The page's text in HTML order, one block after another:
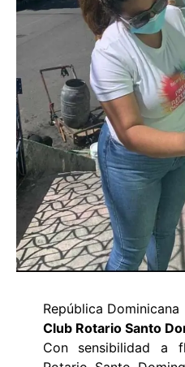
República Dominicana
Club Rotario Santo
Con sensibilidad a